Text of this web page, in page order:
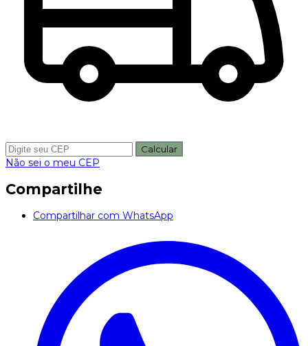
Calcular
Não sei o meu CEP
Compartilhe
Compartilhar com WhatsApp